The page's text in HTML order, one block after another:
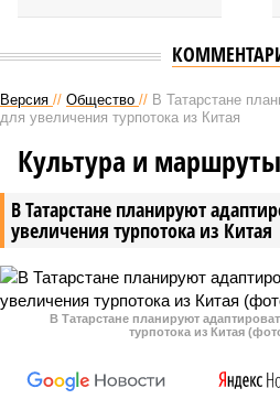
Версия // Общество // В Татарстане
для увеличения турпотока из Китая
В Татарстане планируют
увеличения турпотока из Китая
Культура и маршруты
В Татарстане планируют
турпотока из Китая